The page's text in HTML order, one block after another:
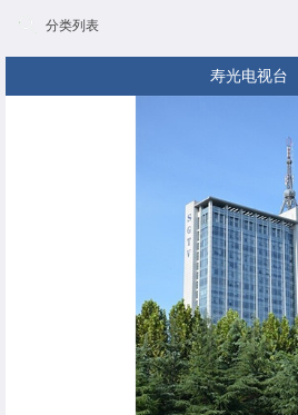
分类列表
寿光电视台